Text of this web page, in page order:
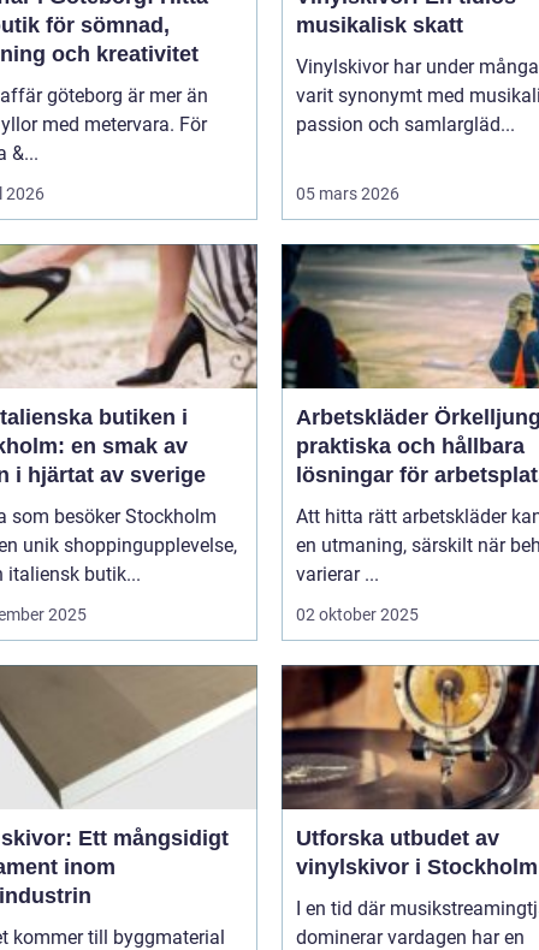
för sömnad,
och kreativitet
göteborg är mer än
med metervara. För
&...
2026
musikalisk skatt
Vinylskivor har under
varit synonymt med
passion och samlargläd...
05 mars 2026
butiken i
en smak av
i hjärtat av sverige
som besöker Stockholm
unik shoppingupplevelse,
italiensk butik...
2025
Arbetskläder
praktiska och hållbara
lösningar för
Att hitta rätt arbetskläder
en utmaning, särskilt när
varierar ...
02 oktober 2025
Ett mångsidigt
inom
kommer till byggmaterial
Utforska utbudet av
vinylskivor i Stockholm
I en tid där
dominerar vardagen har en